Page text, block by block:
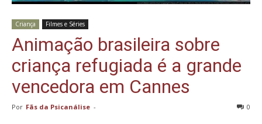
Criança Filmes e Séries
Animação brasileira sobre
criança refugiada é a grande
vencedora em Cannes
Por Fãs da Psicanálise - 0